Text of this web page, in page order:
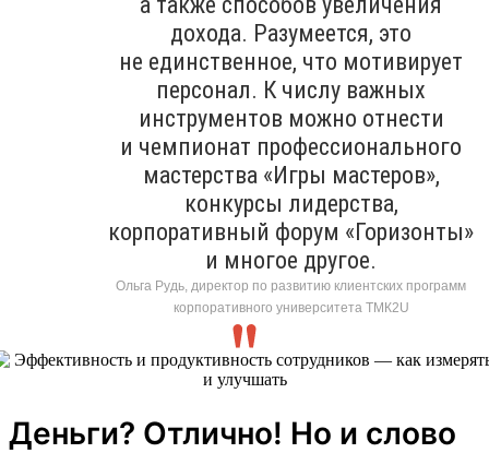
дохода. Разумеется, это
не единственное, что мотивирует
персонал. К числу важных
инструментов можно отнести
и чемпионат профессионального
мастерства «Игры мастеров»,
конкурсы лидерства,
корпоративный форум «Горизонты»
и многое другое.
Ольга Рудь, директор по развитию клиентских программ
корпоративного университета ТМК2U
Деньги? Отлично! Но и слово